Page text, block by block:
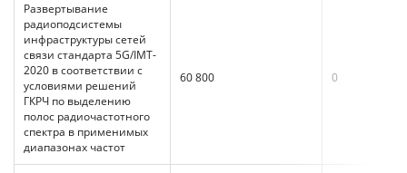
Развертывание
радиоподсистемы
инфраструктуры сетей
связи стандарта 5G/IMT-
2020 в соответствии с
условиями решений
ГКРЧ по выделению
полос радиочастотного
спектра в применимых
диапазонах частот
60 800 0